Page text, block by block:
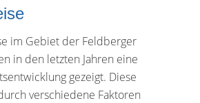
im Gebiet der Feldberger
in den letzten Jahren eine
gezeigt. Diese
verschiedene Faktoren